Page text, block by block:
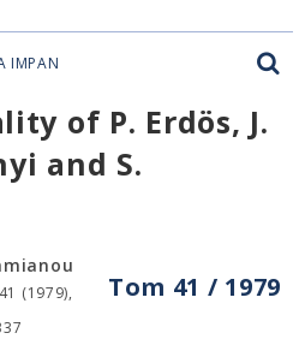
IMPAN
of P. Erdös, J.
and S.
Tom 41 / 1979
(1979),